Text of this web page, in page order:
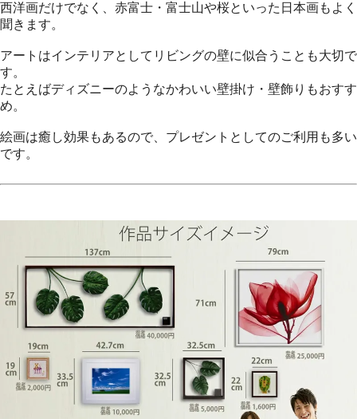
西洋画だけでなく、赤富士・富士山や桜といった日本画もよく
聞きます。
アートはインテリアとしてリビングの壁に似合うことも大切で
す。
たとえばディズニーのようなかわいい壁掛け・壁飾りもおすす
め。
絵画は癒し効果もあるので、プレゼントとしてのご利用も多い
です。